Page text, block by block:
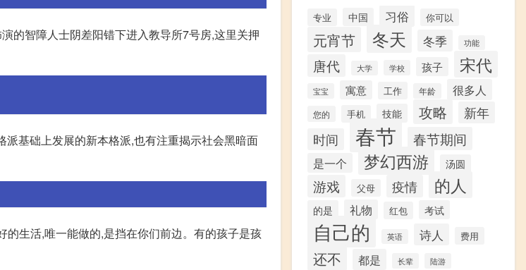
的智障人士阴差阳错下进入教导所7号房,这里关押
基础上发展的新本格派,也有注重揭示社会黑暗面
生活,唯一能做的,是挡在你们前边。有的孩子是孩
专业 中国 习俗 你可以
元宵节 冬天 冬季 功能
唐代 大学 学校 孩子 宋代
宝宝 寓意 工作 年龄 很多人
您的 手机 技能 攻略
新年
时间
春节 春节期间
是一个 梦幻西游 汤圆
游戏 父母 疫情 的人
的是 礼物 红包 考试
自己的 英语 诗人 费用
还不 都是 长辈 陆游